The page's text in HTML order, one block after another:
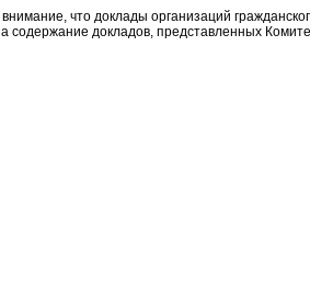
что доклады организаций
содержание докладов, представленных